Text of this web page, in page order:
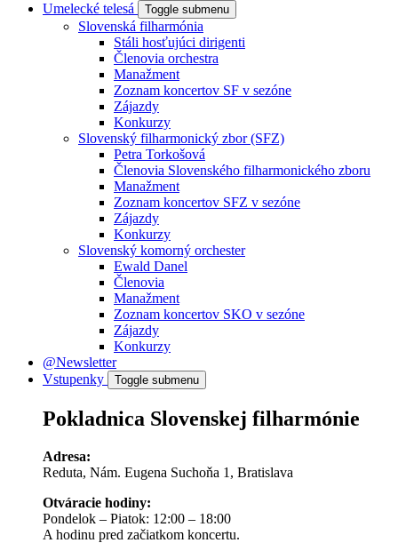
Umelecké telesá
Toggle submenu
Slovenská filharmónia
Stáli hosťujúci dirigenti
Členovia orchestra
Manažment
Zoznam koncertov SF v sezóne
Zájazdy
Konkurzy
Slovenský filharmonický zbor (SFZ)
Petra Torkošová
Členovia Slovenského filharmonického zboru
Manažment
Zoznam koncertov SFZ v sezóne
Zájazdy
Konkurzy
Slovenský komorný orchester
Ewald Danel
Členovia
Manažment
Zoznam koncertov SKO v sezóne
Zájazdy
Konkurzy
@Newsletter
Vstupenky
Toggle submenu
Pokladnica Slovenskej filharmónie
Adresa:
Reduta, Nám. Eugena Suchoňa 1, Bratislava
Otváracie hodiny:
Pondelok – Piatok: 12:00 – 18:00
A hodinu pred začiatkom koncertu.